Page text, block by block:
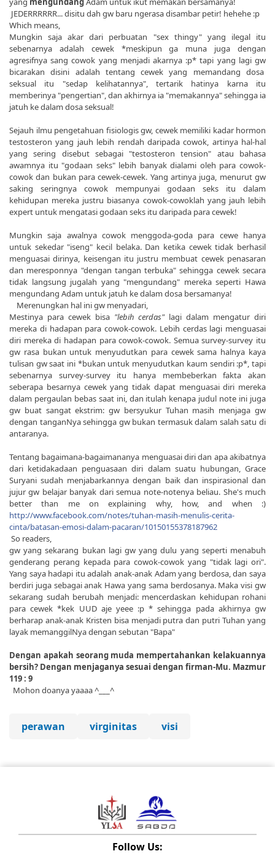
JEDERRRRRR... disitu dah gw baru ngerasa disambar petir! hehehe :p
Which means,
Mungkin saja akar dari perbuatan "sex thingy" yang ilegal itu
sebenarnya adalah cewek *meskipun ga muna juga dengan
agresifnya sang cowok yang menjadi akarnya :p* tapi yang lagi gw
bicarakan disini adalah tentang cewek yang memandang dosa
seksual itu "sedap kelihatannya", tertarik hatinya karna itu
memberinya "pengertian", dan akhirnya ia "memakannya" sehingga ia
jatuh ke dalam dosa seksual!
Sejauh ilmu pengetahuan fisiologis gw, cewek memiliki kadar hormon
testosteron yang jauh lebih rendah daripada cowok, artinya hal-hal
yang sering disebut sebagai "testosteron tension" atau bahasa
awamnya itu "godaan seks" lebih banyak dialami oleh para cowok-
cowok dan bukan para cewek-cewek. Yang artinya juga, menurut gw
saking seringnya cowok mempunyai godaan seks itu dalam
kehidupan mereka justru biasanya cowok-cowoklah yang jauh lebih
expert untuk mengatasi godaan seks itu daripada para cewek!
Mungkin saja awalnya cowok menggoda-goda para cewe hanya
untuk sekedar "iseng" kecil belaka. Dan ketika cewek tidak berhasil
menguasai dirinya, keisengan itu justru membuat cewek penasaran
dan meresponnya "dengan tangan terbuka" sehingga cewek secara
tidak langsung jugalah yang "mengundang" mereka seperti Hawa
mengundang Adam untuk jatuh ke dalam dosa bersamanya!
Merenungkan hal ini gw menyadari,
Mestinya para cewek bisa"lebih cerdas"lagi dalam mengatur diri
mereka di hadapan para cowok-cowok. Lebih cerdas lagi menguasai
diri mereka di hadapan para cowok-cowok. Semua survey-survey itu
gw rasa bukan untuk menyudutkan para cewek sama halnya kaya
tulisan gw saat ini *bukan untuk menyudutkan kaum sendiri :p*, tapi
sebenarnya survey-survey itu hanya membeberkan fakta akan
seberapa besarnya cewek yang tidak dapat menguasai diri mereka
dalam pergaulan bebas saat ini, dan itulah kenapa judul note ini juga
gw buat sangat ekstrim: gw bersyukur Tuhan masih menjaga gw
dengan tanganNya sehingga gw bukan termasuk dalam salah satu di
antaranya.
Tentang bagaimana-bagaimananya menguasai diri dan apa akibatnya
dari ketidakadaan penguasaan diri dalam suatu hubungan, Grace
Suryani sudah menjabarkannya dengan baik dan inspirasional dan
jujur gw belajar banyak dari semua note-notenya beliau. She's much
better than me on explaining why, how, and when :)
http://www.facebook.com/notes/tuhan-masih-menulis-cerita-
cinta/batasan-emosi-dalam-pacaran/10150155378187962
So readers,
gw yang sekarang bukan lagi gw yang dulu yang seperti menabuh
genderang perang kepada para cowok-cowok yang "tidak lagi ori".
Yang saya hadapi itu adalah anak-anak Adam yang berdosa, dan saya
berdiri juga sebagai anak Hawa yang sama berdosanya. Maka visi gw
sekarang sudah berubah menjadi: mencerdaskan kehidupan rohani
para cewek *kek UUD aje yeee :p * sehingga pada akhirnya gw
berharap anak-anak Kristen bisa menjadi putra dan putri Tuhan yang
layak memanggilNya dengan sebutan "Bapa"
Dengan apakah seorang muda mempertahankan kelakuannya
bersih? Dengan menjaganya sesuai dengan firman-Mu. Mazmur
119 : 9
Mohon doanya yaaaa ^___^
perawan virginitas visi
Follow Us: